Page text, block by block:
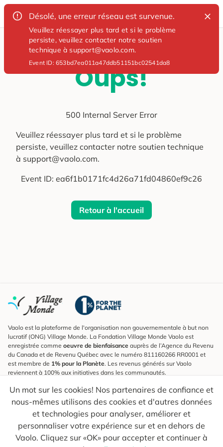
Désolé, une erreur réseau est survenue.
Veuillez réessayer plus tard et si le problème
persiste, veuillez contacter notre soutien
technique à support@vaolo.com.
Event ID:653bd7ea011a47ddb51151bc02541da8
Oups!
500 Internal Server Error
Veuillez réessayer plus tard et si le problème
persiste, veuillez contacter notre soutien technique
à support@vaolo.com.
Event ID: ea6f1b0171fc4d26a71fd04860ef9c26
Retour à l'accueil
Un mot sur les cookies! Nos partenaires de confiance et
nous-mêmes utilisons des cookies et d'autres données
et technologies pour analyser, améliorer et
personnaliser votre expérience sur et en dehors de
Vaolo. Cliquez sur «OK» pour accepter et continuer à
Vaolo est la plateforme de l'organisation non gouvernementale à but non
lucratif (ONG) Village Monde. La Fondation Village Monde Vaolo est
enregistrée comme oeuvre de bienfaisance auprès de l’Agence du Revenu
du Canada et de Revenu Québec avec le numéro 811160266 RR0001 et
est membre de 1% pour la Planète. Les revenus générés sur Vaolo
reviennent à 100% aux initiatives dans les communautés.
S'inscrire à l'infolettre
Pour connaître les nouveautés, suivre nos explorateurs et recevoir des
astuces pour des voyages plus conscients.
Ton courriel Envoyer